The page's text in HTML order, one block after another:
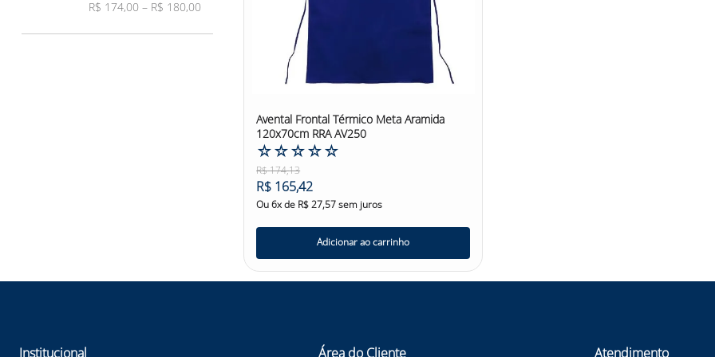
R$ 174,00 – R$ 180,00
Avental Frontal Térmico Meta Aramida
120x70cm RRA AV250
☆☆☆☆☆
R$174,13
R$ 165,42
Ou6x de R$27,57sem juros
Adicionar ao carrinho
Institucional Área do Cliente Atendimento